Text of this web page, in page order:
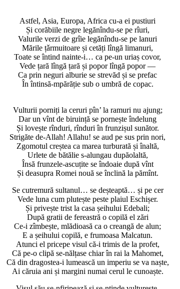
Astfel, Asia, Europa, Africa cu-a ei pustiuri
Și corăbiile negre legănîndu-se pe rîuri,
Valurile verzi de grîie legănîndu-se pe lanuri
Mările țǎrmuitoare și cetăți lîngă limanuri,
Toate se întind nainte-i… ca pe-un uriaș covor,
Vede țară lîngă țară și popor lîngă popor —
Ca prin neguri alburie se strevăd și se prefac
În întinsă-mpărăție sub o umbră de copac.
Vulturii porniți la ceruri pîn’ la ramuri nu ajung;
Dar un vînt de biruință se pornește îndelung
Și lovește rînduri, rînduri în frunzișul sunător.
Strigăte de-Allah! Allahu! se aud pe sus prin nori,
Zgomotul creștea ca marea turburată și înaltă,
Urlete de bătălie s-alungau dupăolaltă,
Însă frunzele-ascuțite se îndoaie după vînt
Și deasupra Romei nouă se înclină la pămînt.
Se cutremură sultanul… se deșteaptă… și pe cer
Vede luna cum plutește peste plaiul Eschișer.
Și privește trist la casa șeihului Edebali;
După gratii de fereastră o copilă el zări
Ce-i zîmbește, mlădioasă ca o creangă de alun;
E a șeihului copilă, e frumoasa Malcatun.
Atunci el pricepe visul că-i trimis de la profet,
Că pe-o clipă se-nălțase chiar în rai la Mahomet,
Că din dragostea-i lumească un imperiu se va naște,
Ai căruia ani și margini numai cerul le cunoaște.